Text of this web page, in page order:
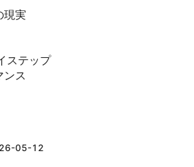
現実
ステップ
ンス
05-12